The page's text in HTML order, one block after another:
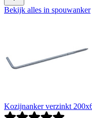
Bekijk alles in spouwanker
Kozijnanker verzinkt